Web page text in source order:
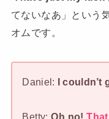
てないなあ」という
オムです。
Daniel: I
Betty: Oh no!